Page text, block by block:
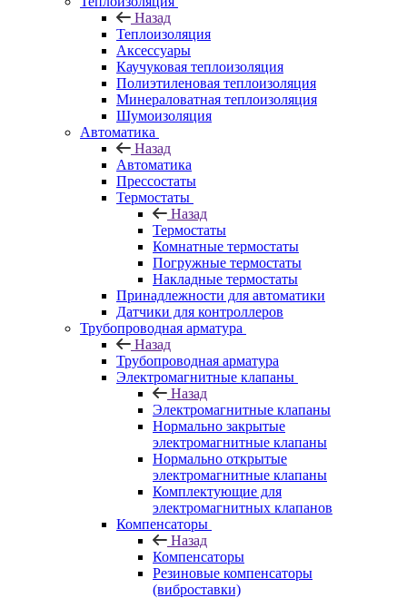
Назад
Теплоизоляция
Аксессуары
Каучуковая теплоизоляция
Полиэтиленовая теплоизоляция
Минераловатная теплоизоляция
Шумоизоляция
Автоматика
Назад
Автоматика
Прессостаты
Термостаты
Назад
Термостаты
Комнатные термостаты
Погружные термостаты
Накладные термостаты
Принадлежности для автоматики
Датчики для контроллеров
Трубопроводная арматура
Назад
Трубопроводная арматура
Электромагнитные клапаны
Назад
Электромагнитные клапаны
Нормально закрытые
электромагнитные клапаны
Нормально открытые
электромагнитные клапаны
Комплектующие для
электромагнитных клапанов
Компенсаторы
Назад
Компенсаторы
Резиновые компенсаторы
(виброставки)